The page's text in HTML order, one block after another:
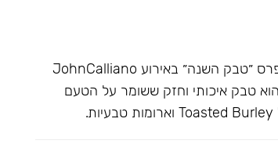
הליין החזק של חברת Burn שזכה בפרס ״טבק השנה״ באירוע JohnCalliano
Awards בשנת 2020. Black Burn הוא טבק איכותי וחזק ששומר על הטעם